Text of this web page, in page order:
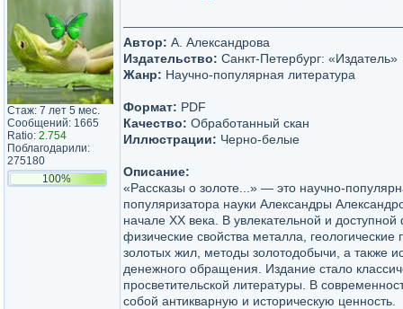
Стаж: 7 лет 5 мес.
Сообщений: 1665
Ratio: 2.754
Поблагодарили:
275180
100%
Автор: А. Александрова
Издательство: Санкт-Петербург: «Издатель»
Жанр: Научно-популярная литература
Формат: PDF
Качество: Обработанный скан
Иллюстрации: Черно-белые
Описание:
«Рассказы о золоте...» — это научно-
популяризатора науки Александры
начале XX века. В увлекательной и
физические свойства металла,
золотых жил, методы золотодобычи, а также
денежного обращения. Издание стало
просветительской литературы. В
собой антикварную и историческую ценность.